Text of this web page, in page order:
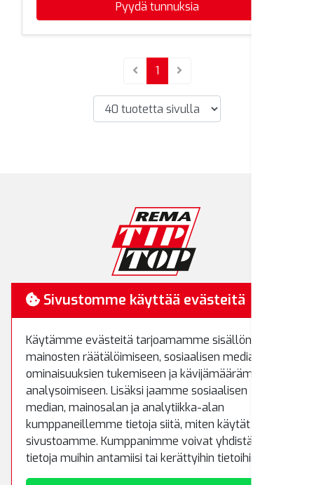
Pyydä tunnuksia
1(current)
RemaTipTop
01510 Vantaa
Puh.(09) 8700 520
Fax.(09) 8700 522
rematiptop@rematiptop.fi
Myynti ja varasto
Koivuhaantie 5
Sivustomme käyttää evästeitä
Käytämme evästeitä tarjoamamme sisällön ja
mainosten räätälöimiseen, sosiaalisen median
ominaisuuksien tukemiseen ja kävijämäärämme
analysoimiseen. Lisäksi jaamme sosiaalisen
median, mainosalan ja analytiikka-alan
kumppaneillemme tietoja siitä, miten käytät
sivustoamme. Kumppanimme voivat yhdistää näitä
tietoja muihin antamiisi tai kerättyihin tietoihin.